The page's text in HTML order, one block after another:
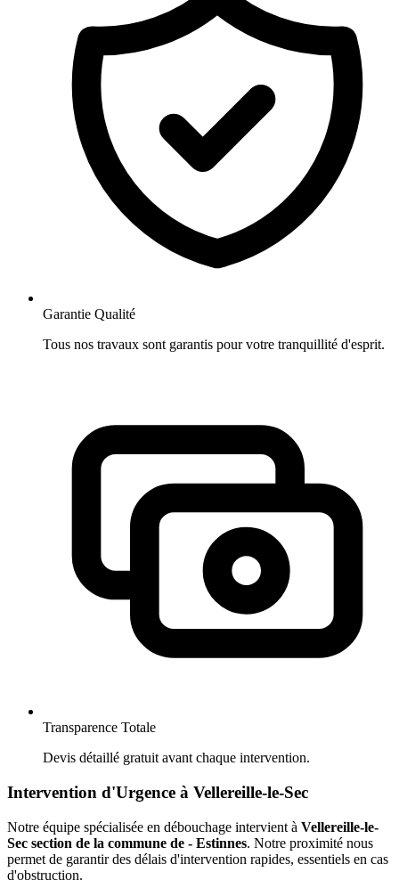
Garantie Qualité
Tous nos travaux sont garantis pour votre tranquillité d'esprit.
Transparence Totale
Devis détaillé gratuit avant chaque intervention.
Intervention d'Urgence à Vellereille-le-Sec
Notre équipe spécialisée en débouchage intervient à Vellereille-le-
Sec section de la commune de - Estinnes. Notre proximité nous
permet de garantir des délais d'intervention rapides, essentiels en cas
d'obstruction.